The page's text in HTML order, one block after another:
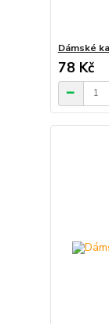
Dámské
78 Kč